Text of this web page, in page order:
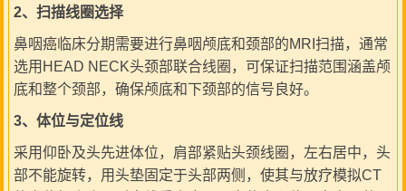
2、扫描线圈选择
鼻咽癌临床分期需要进行鼻咽颅底和颈部的MRI扫描，通常
选用HEAD NECK头颈部联合线圈，可保证扫描范围涵盖颅
底和整个颈部，确保颅底和下颈部的信号良好。
3、体位与定位线
采用仰卧及头先进体位，肩部紧贴头颈线圈，左右居中，头
部不能旋转，用头垫固定于头部两侧，使其与放疗模拟CT